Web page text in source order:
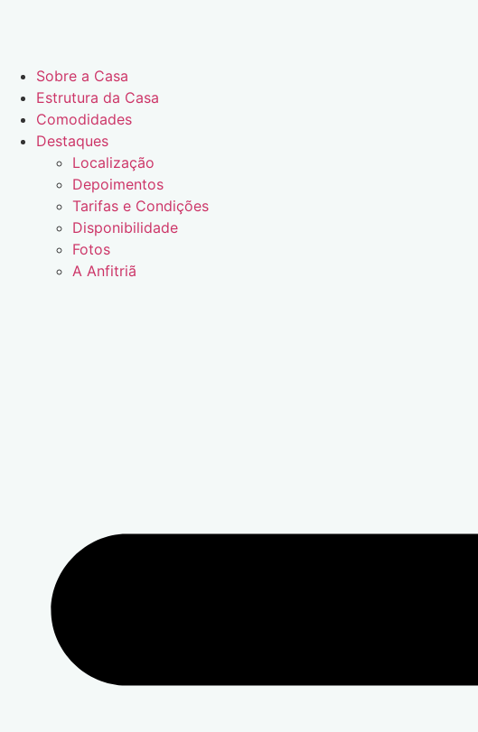
Sobre a Casa
Estrutura da Casa
Comodidades
Destaques
Localização
Depoimentos
Tarifas e Condições
Disponibilidade
Fotos
A Anfitriã